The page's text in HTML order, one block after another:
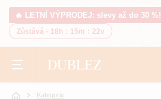
🔥 LETNÍ VÝPRODEJ: slevy až do 30 %!
Zůstává - 18h : 15m : 21v
Kategorie